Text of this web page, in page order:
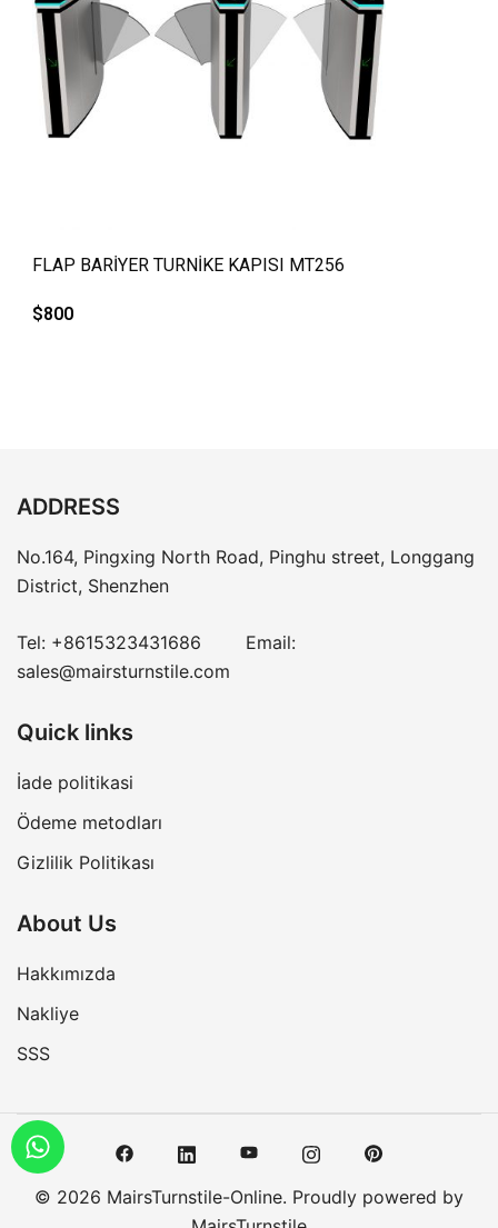
QUICK VIEW
FLAP BARİYER TURNİKE KAPISI MT256
$800
ADDRESS
No.164, Pingxing North Road, Pinghu street, Longgang
District, Shenzhen
Tel: +8615323431686 Email:
sales@mairsturnstile.com
Quick links
İade politikasi
Ödeme metodları
Gizlilik Politikası
About Us
Hakkımızda
Nakliye
SSS
© 2026 MairsTurnstile-Online. Proudly powered by